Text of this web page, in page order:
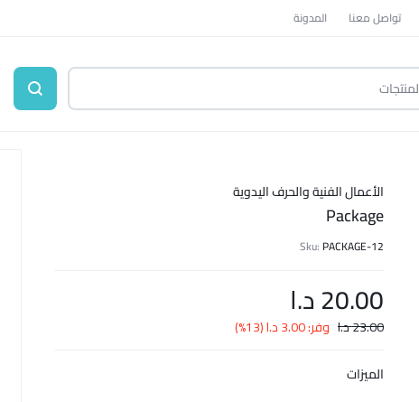
تواصل معنا المدونة
الأعمال الفنية والحرف اليدوية
Package
Sku: PACKAGE-12
20.00د.ا
23.00د.ا وفر:3.00د.ا(13%)
الميزات